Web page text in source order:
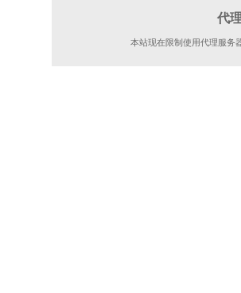
代
本站现在限制使用代理服务